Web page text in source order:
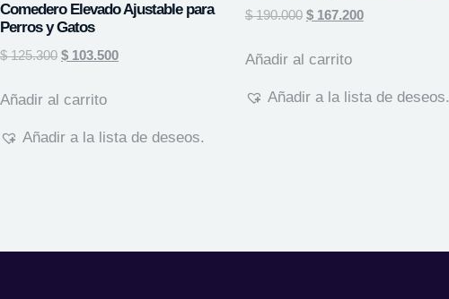
Comedero Elevado Ajustable para
Perros y Gatos
$125.300 $ 103.500
Añadir al carrito
Añadir a la lista de deseos.
$190.000 $167.200
Añadir al carrito
Añadir a la lista de deseos.